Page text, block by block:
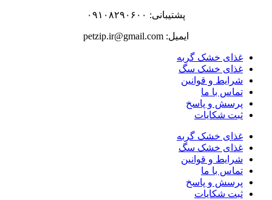
پشتیبانی: ۰۹۱۰۸۲۹۰۶۰۰
ایمیل: petzip.ir@gmail.com
غذای خشک گربه
غذای خشک سگ
شرایط و قوانین
تماس با ما
پرسش و پاسخ
ثبت شکایات
غذای خشک گربه
غذای خشک سگ
شرایط و قوانین
تماس با ما
پرسش و پاسخ
ثبت شکایات